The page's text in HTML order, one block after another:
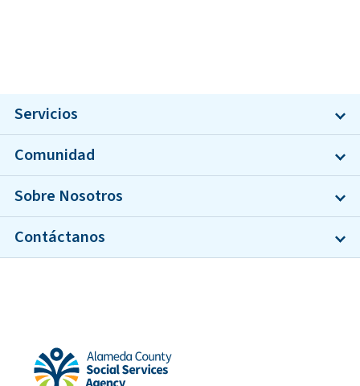
Servicios
Comunidad
Sobre Nosotros
Contáctanos